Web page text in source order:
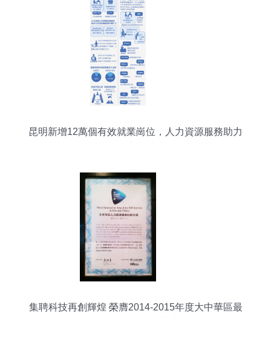
昆明新增12萬個有效就業崗位，人力資源服務助力
集聘科技再創輝煌 榮膺2014-2015年度大中華區最